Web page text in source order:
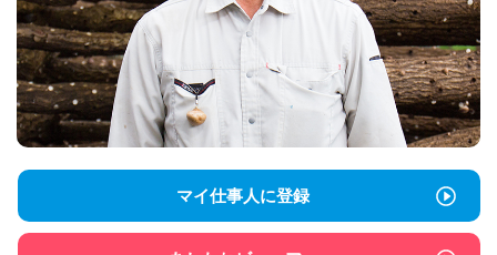
マイ仕事人に登録